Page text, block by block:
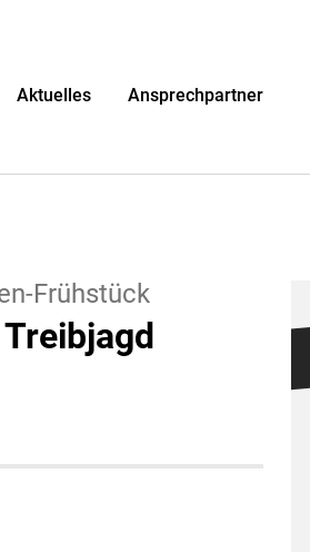
Aktuelles Ansprechpartner
Frühstück